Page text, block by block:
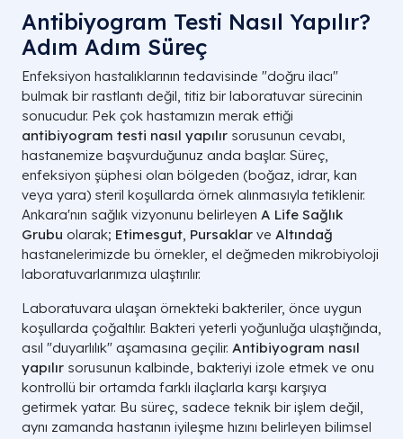
Antibiyogram Testi Nasıl Yapılır?
Adım Adım Süreç
Enfeksiyon hastalıklarının tedavisinde "doğru ilacı"
bulmak bir rastlantı değil, titiz bir laboratuvar sürecinin
sonucudur. Pek çok hastamızın merak ettiği
antibiyogram testi nasıl yapılır sorusunun cevabı,
hastanemize başvurduğunuz anda başlar. Süreç,
enfeksiyon şüphesi olan bölgeden (boğaz, idrar, kan
veya yara) steril koşullarda örnek alınmasıyla tetiklenir.
Ankara'nın sağlık vizyonunu belirleyen A Life Sağlık
Grubu olarak; Etimesgut Pursaklar ve Altındağ
hastanelerimizde bu örnekler, el değmeden mikrobiyoloji
laboratuvarlarımıza ulaştırılır.
Laboratuvara ulaşan örnekteki bakteriler, önce uygun
koşullarda çoğaltılır. Bakteri yeterli yoğunluğa ulaştığında,
asıl "duyarlılık" aşamasına geçilir. Antibiyogram nasıl
yapılır sorusunun kalbinde, bakteriyi izole etmek ve onu
kontrollü bir ortamda farklı ilaçlarla karşı karşıya
getirmek yatar. Bu süreç, sadece teknik bir işlem değil,
aynı zamanda hastanın iyileşme hızını belirleyen bilimsel